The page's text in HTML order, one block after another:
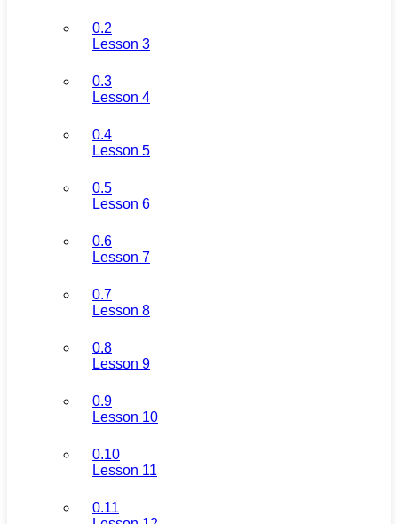
0.2
Lesson 3
0.3
Lesson 4
0.4
Lesson 5
0.5
Lesson 6
0.6
Lesson 7
0.7
Lesson 8
0.8
Lesson 9
0.9
Lesson 10
0.10
Lesson 11
0.11